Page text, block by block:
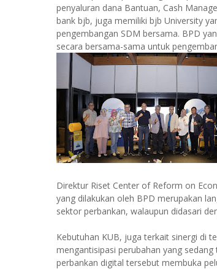
penyaluran dana Bantuan, Cash
bank bjb, juga memiliki bjb University
pengembangan SDM bersama. BPD
secara bersama-sama untuk
Direktur Riset Center of Reform on
yang dilakukan oleh BPD merupakan
sektor perbankan, walaupun didasari
Kebutuhan KUB, juga terkait sinergi di
mengantisipasi perubahan yang
perbankan digital tersebut membuka